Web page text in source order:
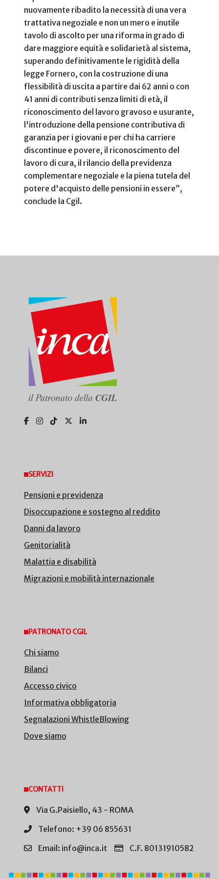
nuovamente ribadito la necessità di una vera
trattativa negoziale e non un mero e inutile
tavolo di ascolto per una riforma in grado di
dare maggiore equità e solidarietà al sistema,
superando definitivamente le rigidità della
legge Fornero, con la costruzione di una
flessibilità di uscita a partire dai 62 anni o con
41 anni di contributi senza limiti di età, il
riconoscimento del lavoro gravoso e usurante,
l'introduzione della pensione contributiva di
garanzia per i giovani e per chi ha carriere
discontinue e povere, il riconoscimento del
lavoro di cura, il rilancio della previdenza
complementare negoziale e la piena tutela del
potere d'acquisto delle pensioni in essere”,
conclude la Cgil.
SERVIZI
Pensioni e previdenza
Disoccupazione e sostegno al reddito
Danni da lavoro
Genitorialità
Malattia e disabilità
Migrazioni e mobilità internazionale
PATRONATO CGIL
Chi siamo
Bilanci
Accesso civico
Informativa obbligatoria
Segnalazioni WhistleBlowing
Dove siamo
CONTATTI
Via G.Paisiello, 43 - ROMA
Telefono: +39 06 855631
Email: info@inca.it
C.F. 80131910582